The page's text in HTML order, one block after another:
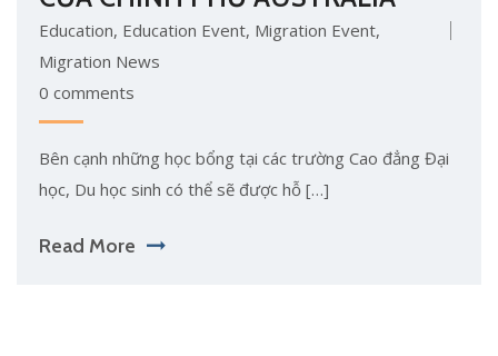
Education, Education Event, Migration Event,
Migration News
0 comments
Bên cạnh những học bổng tại các trường Cao đẳng Đại
học, Du học sinh có thể sẽ được hỗ […]
Read More